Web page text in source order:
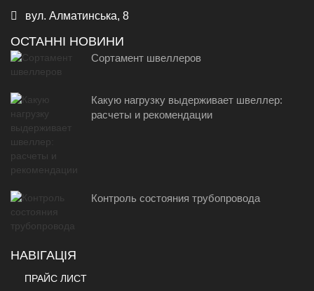
вул. Алматинська, 8
ОСТАННІ НОВИНИ
Сортамент швеллеров
Какую нагрузку выдерживает швеллер:
расчеты и рекомендации
Контроль состояния трубопровода
НАВІГАЦІЯ
ПРАЙС ЛИСТ